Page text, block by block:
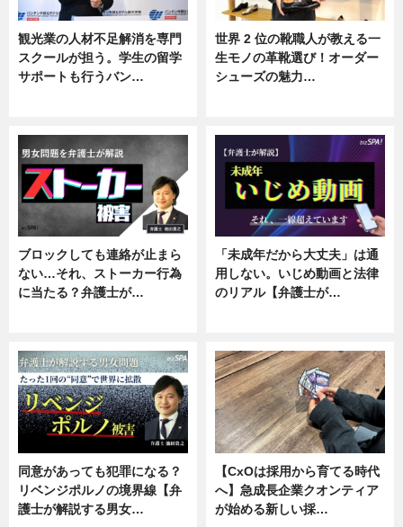
観光業の人材不足解消を専門
スクールが担う。学生の留学
サポートも行うバン…
世界 2 位の靴職人が教える一
生モノの革靴選び！オーダー
シューズの魅力…
ブロックしても連絡が止まら
ない…それ、ストーカー行為
に当たる？弁護士が…
「未成年だから大丈夫」は通
用しない。いじめ動画と法律
のリアル【弁護士が…
同意があっても犯罪になる？
リベンジポルノの境界線【弁
護士が解説する男女…
【CxOは採用から育てる時代
へ】急成長企業クオンティア
が始める新しい採…